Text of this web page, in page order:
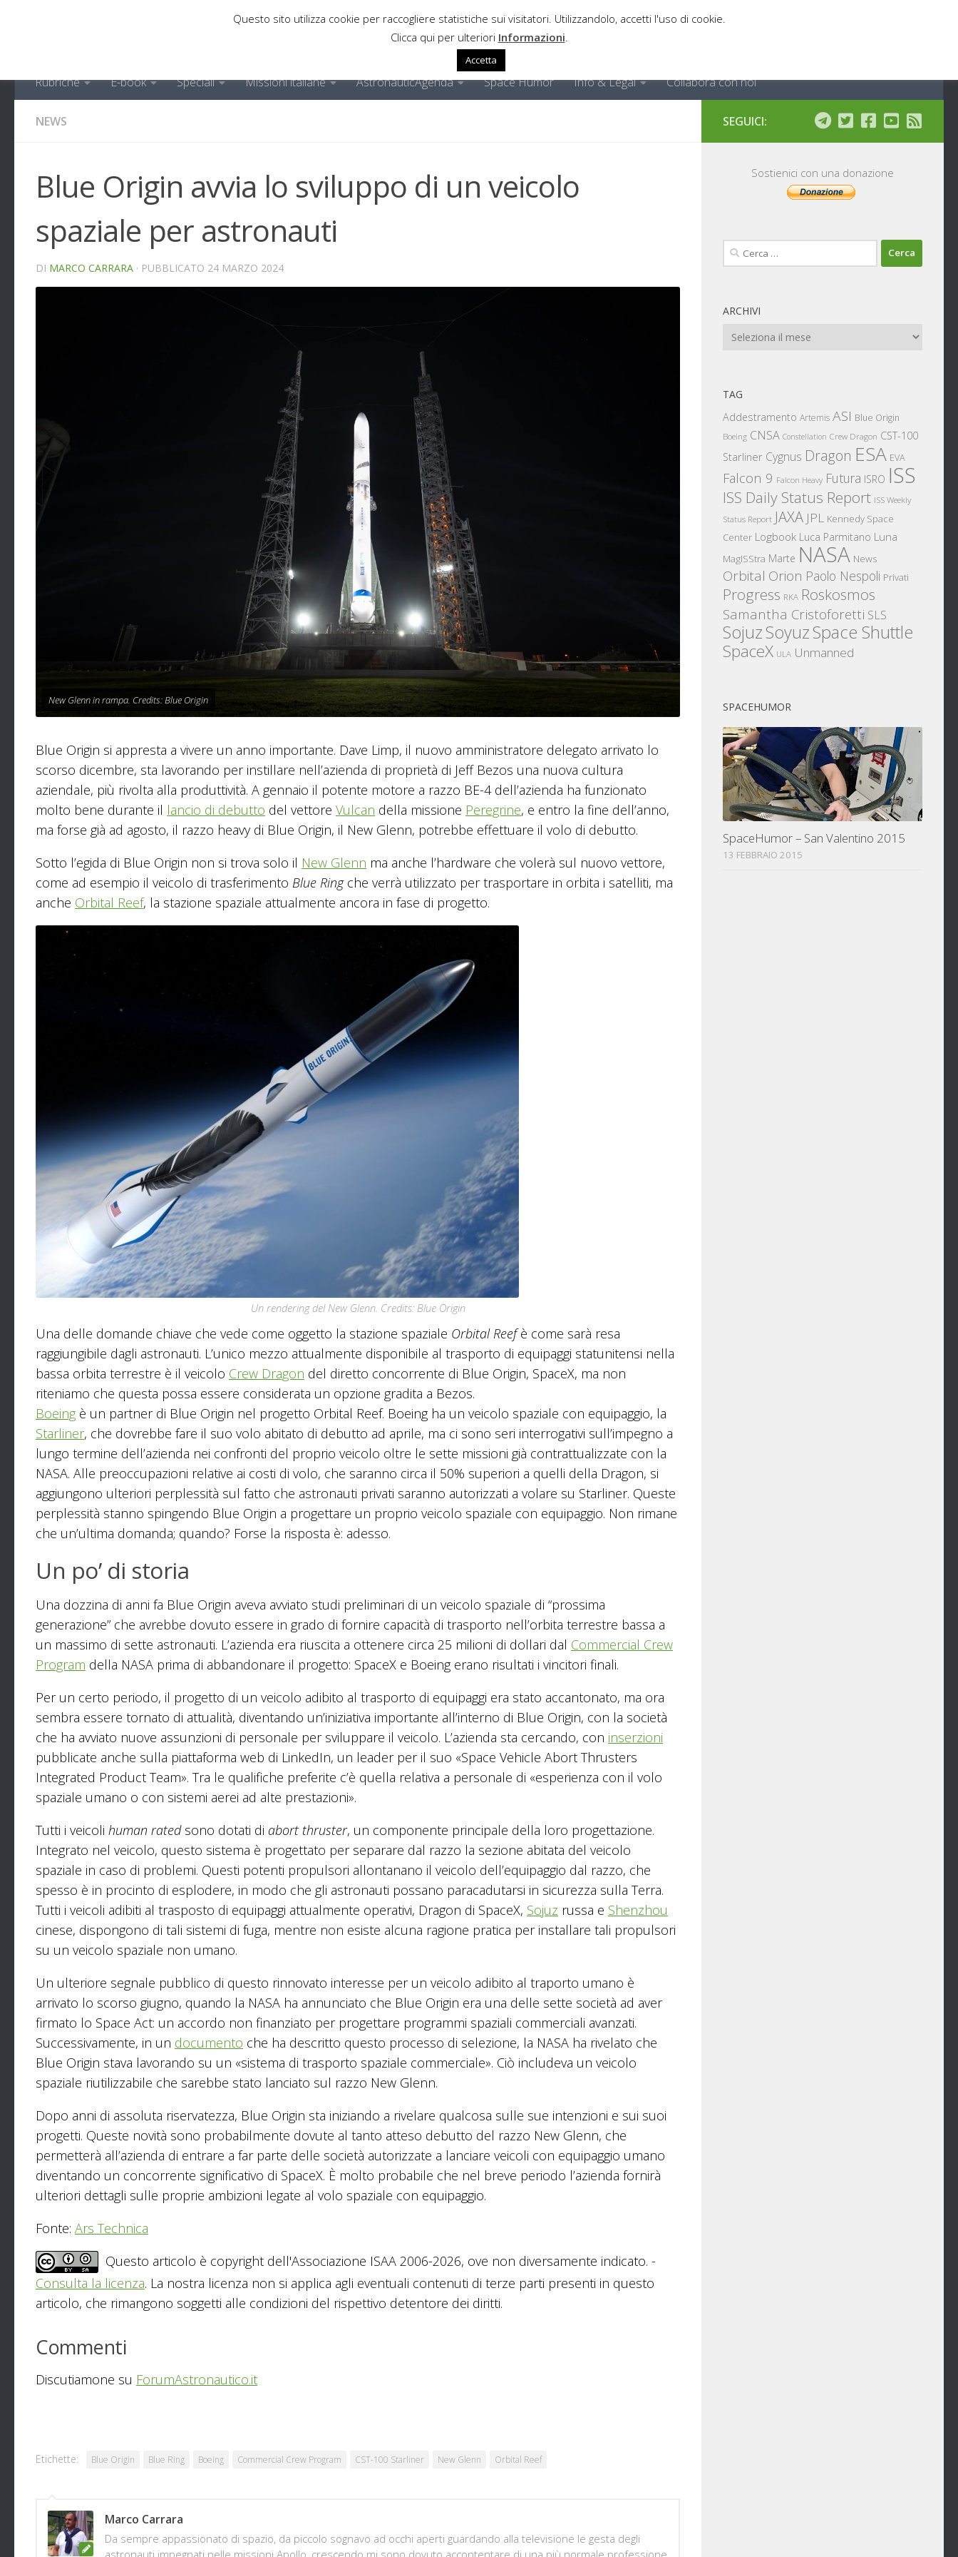
Rubriche E-book Speciali Missioni italiane AstronauticAgenda Space Humor Info & Legal Collabora con noi
NEWS
Blue Origin avvia lo sviluppo di un veicolo
spaziale per astronauti
DI MARCO CARRARA · PUBBLICATO 24 MARZO 2024
New Glenn in rampa. Credits: Blue Origin
Blue Origin si appresta a vivere un anno importante. Dave Limp, il nuovo amministratore delegato arrivato lo
scorso dicembre, sta lavorando per instillare nell’azienda di proprietà di Jeff Bezos una nuova cultura
aziendale, più rivolta alla produttività. A gennaio il potente motore a razzo BE-4 dell’azienda ha funzionato
molto bene durante il lancio di debutto del vettore Vulcan della missione Peregrine, e entro la fine dell’anno,
ma forse già ad agosto, il razzo heavy di Blue Origin, il New Glenn, potrebbe effettuare il volo di debutto.
Sotto l’egida di Blue Origin non si trova solo il New Glenn ma anche l’hardware che volerà sul nuovo vettore,
come ad esempio il veicolo di trasferimento Blue Ringche verrà utilizzato per trasportare in orbita i satelliti, ma
anche Orbital Reef, la stazione spaziale attualmente ancora in fase di progetto.
Un rendering del New Glenn. Credits: Blue Origin
Una delle domande chiave che vede come oggetto la stazione spaziale Orbital Reefè come sarà resa
raggiungibile dagli astronauti. L’unico mezzo attualmente disponibile al trasporto di equipaggi statunitensi nella
bassa orbita terrestre è il veicolo Crew Dragon del diretto concorrente di Blue Origin, SpaceX, ma non
riteniamo che questa possa essere considerata un opzione gradita a Bezos.
Boeing è un partner di Blue Origin nel progetto Orbital Reef. Boeing ha un veicolo spaziale con equipaggio, la
Starliner, che dovrebbe fare il suo volo abitato di debutto ad aprile, ma ci sono seri interrogativi sull’impegno a
lungo termine dell’azienda nei confronti del proprio veicolo oltre le sette missioni già contrattualizzate con la
NASA. Alle preoccupazioni relative ai costi di volo, che saranno circa il 50% superiori a quelli della Dragon, si
aggiungono ulteriori perplessità sul fatto che astronauti privati saranno autorizzati a volare su Starliner. Queste
perplessità stanno spingendo Blue Origin a progettare un proprio veicolo spaziale con equipaggio. Non rimane
che un’ultima domanda; quando? Forse la risposta è: adesso.
Un po’ di storia
Una dozzina di anni fa Blue Origin aveva avviato studi preliminari di un veicolo spaziale di “prossima
generazione” che avrebbe dovuto essere in grado di fornire capacità di trasporto nell’orbita terrestre bassa a
un massimo di sette astronauti. L’azienda era riuscita a ottenere circa 25 milioni di dollari dal Commercial Crew
Program della NASA prima di abbandonare il progetto: SpaceX e Boeing erano risultati i vincitori finali.
Per un certo periodo, il progetto di un veicolo adibito al trasporto di equipaggi era stato accantonato, ma ora
sembra essere tornato di attualità, diventando un’iniziativa importante all’interno di Blue Origin, con la società
che ha avviato nuove assunzioni di personale per sviluppare il veicolo. L’azienda sta cercando, con inserzioni
pubblicate anche sulla piattaforma web di LinkedIn, un leader per il suo «Space Vehicle Abort Thrusters
Integrated Product Team». Tra le qualifiche preferite c’è quella relativa a personale di «esperienza con il volo
spaziale umano o con sistemi aerei ad alte prestazioni».
Tutti i veicoli human ratedsono dotati di abort thruster, un componente principale della loro progettazione.
Integrato nel veicolo, questo sistema è progettato per separare dal razzo la sezione abitata del veicolo
spaziale in caso di problemi. Questi potenti propulsori allontanano il veicolo dell’equipaggio dal razzo, che
spesso è in procinto di esplodere, in modo che gli astronauti possano paracadutarsi in sicurezza sulla Terra.
Tutti i veicoli adibiti al trasposto di equipaggi attualmente operativi, Dragon di SpaceX, Sojuz russa e Shenzhou
cinese, dispongono di tali sistemi di fuga, mentre non esiste alcuna ragione pratica per installare tali propulsori
su un veicolo spaziale non umano.
Un ulteriore segnale pubblico di questo rinnovato interesse per un veicolo adibito al traporto umano è
arrivato lo scorso giugno, quando la NASA ha annunciato che Blue Origin era una delle sette società ad aver
firmato lo Space Act: un accordo non finanziato per progettare programmi spaziali commerciali avanzati.
Successivamente, in un documento che ha descritto questo processo di selezione, la NASA ha rivelato che
Blue Origin stava lavorando su un «sistema di trasporto spaziale commerciale». Ciò includeva un veicolo
spaziale riutilizzabile che sarebbe stato lanciato sul razzo New Glenn.
Dopo anni di assoluta riservatezza, Blue Origin sta iniziando a rivelare qualcosa sulle sue intenzioni e sui suoi
progetti. Queste novità sono probabilmente dovute al tanto atteso debutto del razzo New Glenn, che
permetterà all’azienda di entrare a far parte delle società autorizzate a lanciare veicoli con equipaggio umano
diventando un concorrente significativo di SpaceX. È molto probabile che nel breve periodo l’azienda fornirà
ulteriori dettagli sulle proprie ambizioni legate al volo spaziale con equipaggio.
Fonte: Ars Technica
Questo articolo è copyright dell'Associazione ISAA 2006-2026, ove non diversamente indicato. -
Consulta la licenza. La nostra licenza non si applica agli eventuali contenuti di terze parti presenti in questo
articolo, che rimangono soggetti alle condizioni del rispettivo detentore dei diritti.
Commenti
Discutiamone su ForumAstronautico.it
Etichette: Blue Origin Blue Ring Boeing Commercial Crew Program CST-100 Starliner New Glenn Orbital Reef
Marco Carrara
Da sempre appassionato di spazio, da piccolo sognavo ad occhi aperti guardando alla televisione le gesta degli
SEGUICI:
Sostienici con una donazione
Ricerca
per:
ARCHIVI
Archivi
TAG
Addestramento Artemis ASI Blue Origin
Boeing CNSA Constellation Crew Dragon CST-100
Starliner Cygnus Dragon ESA EVA
Falcon 9 Falcon Heavy Futura ISRO ISS
ISS Daily Status Report ISS Weekly
Status Report JAXA JPL Kennedy Space
Center Logbook Luca Parmitano Luna
MagISStra Marte NASA News
Orbital Orion Paolo Nespoli Privati
Progress RKA Roskosmos
Samantha Cristoforetti SLS
SojuzSoyuzSpace Shuttle
SpaceX ULA Unmanned
SPACEHUMOR
SpaceHumor – San Valentino 2015
13 FEBBRAIO 2015
Questo sito utilizza cookie per raccogliere statistiche sui visitatori. Utilizzandolo, accetti l'uso di cookie.
Clicca qui per ulteriori Informazioni
Accetta